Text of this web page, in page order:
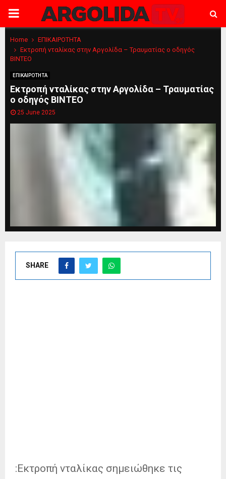
PRIMARY
MENU
Home
ΕΠΙΚΑΙΡΟΤΗΤΑ
Εκτροπή νταλίκας στην Αργολίδα – Τραυματίας ο οδηγός
ΒΙΝΤΕΟ
ΕΠΙΚΑΙΡΟΤΗΤΑ
Εκτροπή νταλίκας στην Αργολίδα – Τραυματίας
ο οδηγός ΒΙΝΤΕΟ
25 June 2025
SHARE
:Εκτροπή νταλίκας σημειώθηκε τις